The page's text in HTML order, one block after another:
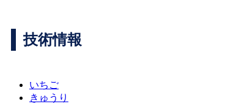
技術情報
いちご
きゅうり